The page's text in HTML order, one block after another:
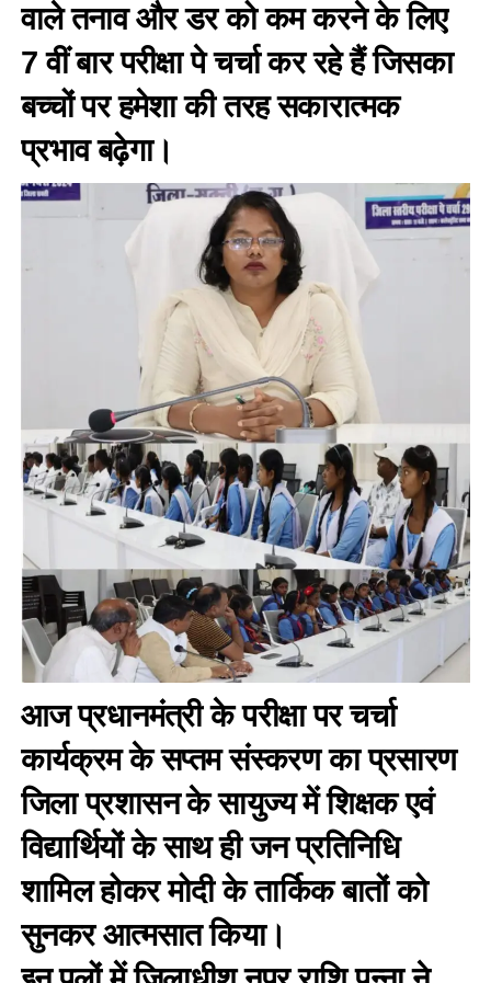
वाले तनाव और डर को कम करने के लिए
7 वीं बार परीक्षा पे चर्चा कर रहे हैं जिसका
बच्चों पर हमेशा की तरह सकारात्मक
प्रभाव बढ़ेगा।
आज प्रधानमंत्री के परीक्षा पर चर्चा
कार्यक्रम के सप्तम संस्करण का प्रसारण
जिला प्रशासन के सायुज्य में शिक्षक एवं
विद्यार्थियों के साथ ही जन प्रतिनिधि
शामिल होकर मोदी के तार्किक बातों को
सुनकर आत्मसात किया।